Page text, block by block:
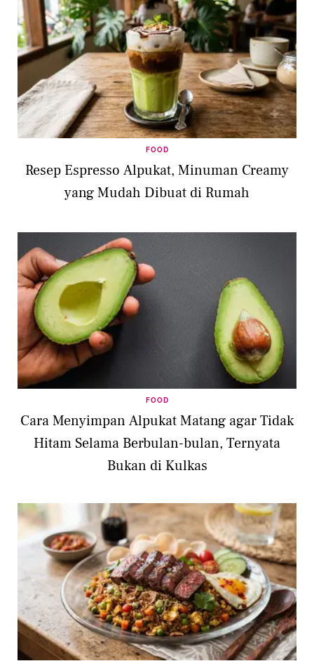
FOOD
Resep Espresso Alpukat, Minuman Creamy
yang Mudah Dibuat di Rumah
FOOD
Cara Menyimpan Alpukat Matang agar Tidak
Hitam Selama Berbulan-bulan, Ternyata
Bukan di Kulkas